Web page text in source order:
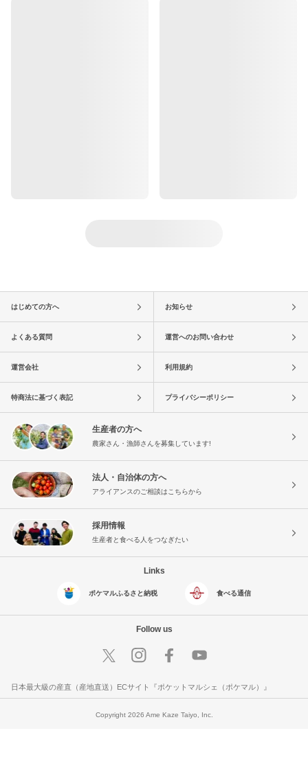
はじめての方へ お知らせ
よくある質問 運営へのお問い合わせ
運営会社 利用規約
特商法に基づく表記 プライバシーポリシー
生産者の方へ
農家さん・漁師さんを募集しています!
法人・自治体の方へ
アライアンスのご相談はこちらから
採用情報
生産者と食べる人をつなぎたい
Links
ポケマルふるさと納税 食べる通信
Follow us
日本最大級の産直（産地直送）ECサイト『ポケットマルシェ（ポケマル）』
Copyright 2026 Ame Kaze Taiyo, Inc.